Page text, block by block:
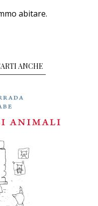
abitare.
ANCHE